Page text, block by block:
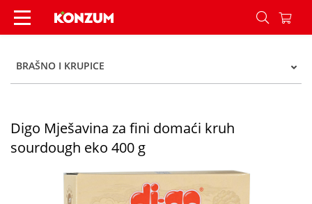
Digo Mješavina za fini domaći kruh sourdough
BRAŠNO I KRUPICE
Digo Mješavina za fini domaći kruh
sourdough eko 400 g